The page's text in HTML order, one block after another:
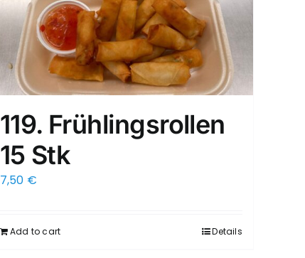
119. Frühlingsrollen
15 Stk
7,50 €
Add to cart Details